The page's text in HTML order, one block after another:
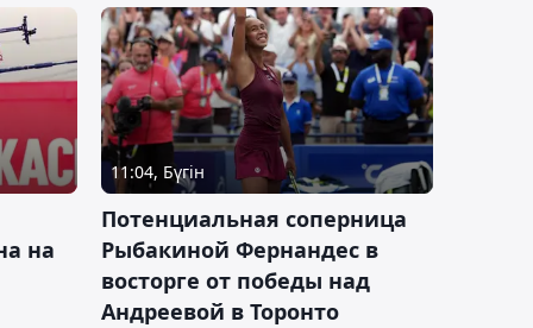
на
11:04, Бүгін
Потенциальная соперница
Рыбакиной Фернандес в
восторге от победы над
Андреевой в Торонто